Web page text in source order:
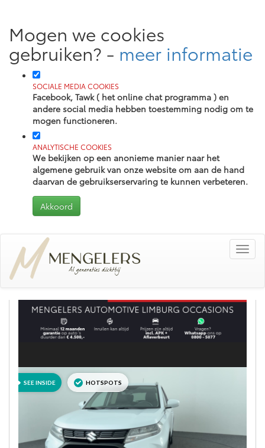
Mogen we cookies
gebruiken? - meer informatie
SOCIALE MEDIA COOKIES
Facebook, Tawk ( het online chat programma ) en
andere social media hebben toestemming nodig om te
mogen functioneren.
ANALYTISCHE COOKIES
We bekijken op een anonieme manier naar het
algemene gebruik van onze website om aan de hand
daarvan de gebruikserservaring te kunnen verbeteren.